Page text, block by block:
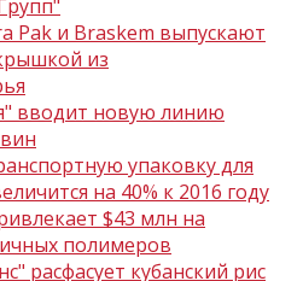
Pak и Braskem выпускают
из
вводит новую линию
упаковку для
на 40% к 2016 году
$43 млн на
полимеров
расфасует кубанский рис